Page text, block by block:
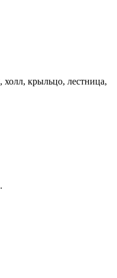
холл, крыльцо, лестница,